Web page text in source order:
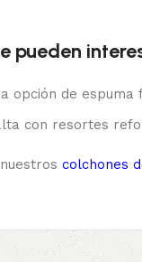
pueden
opción de espuma
con resortes
colchones